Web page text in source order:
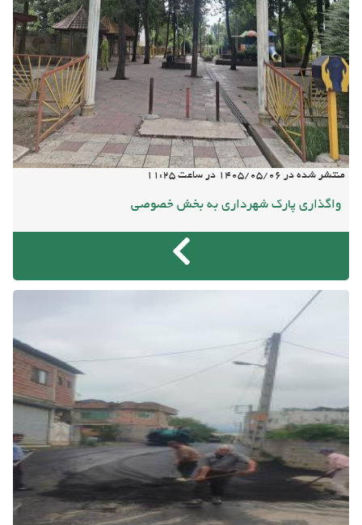
منتشر شده در 1405/05/06 در ساعت 11:25
واگذاری پارک شهرداری به بخش خصوصی